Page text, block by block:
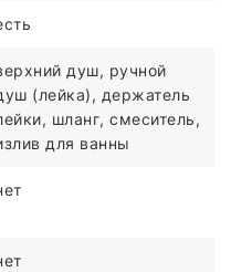
душ, ручной
(лейка), держатель
шланг, смеситель,
для ванны